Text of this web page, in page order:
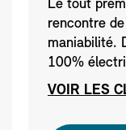
Le tout
rencontre
maniabilité.
100%
VOIR LES